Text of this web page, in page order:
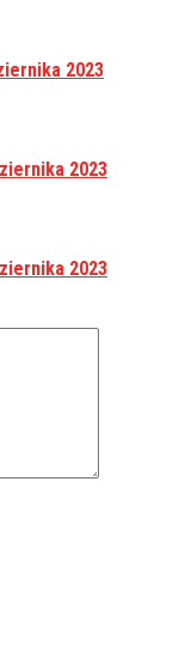
2023
2023
2023